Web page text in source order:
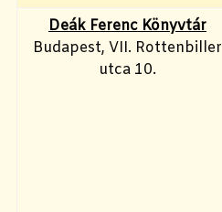
Deák Ferenc Könyvtár
Budapest, VII. Rottenbiller
utca 10.